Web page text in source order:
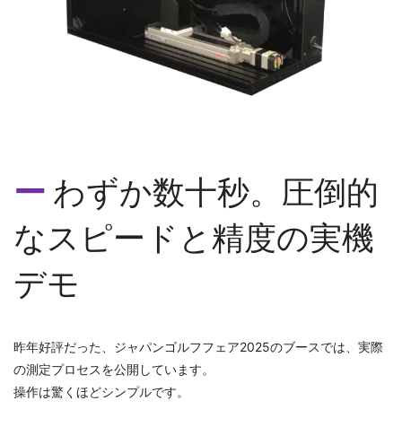
わずか数十秒。圧倒的
なスピードと精度の実機
デモ
昨年好評だった、ジャパンゴルフフェア2025のブースでは、実際
の測定プロセスを公開しています。
操作は驚くほどシンプルです。